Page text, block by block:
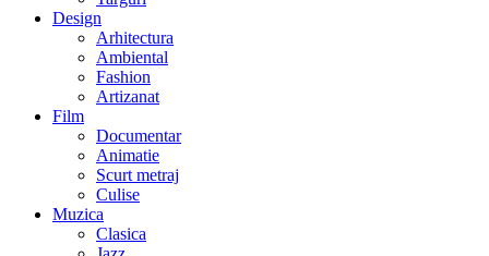
Design
Arhitectura
Ambiental
Fashion
Artizanat
Film
Documentar
Animatie
Scurt metraj
Culise
Muzica
Clasica